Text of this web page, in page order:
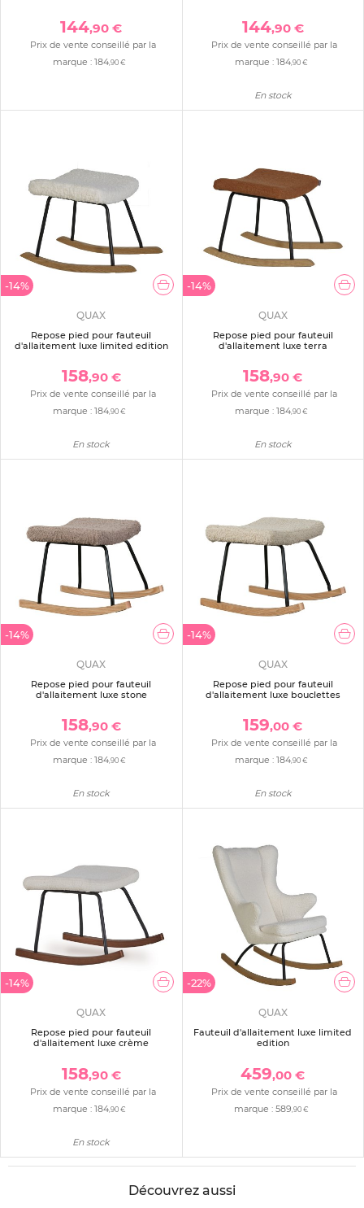
144,90 €
Prix de vente conseillé par la
marque :184,90 €
144,90 €
Prix de vente conseillé par la
marque : 184,90 €
En stock
-14%
QUAX
Repose pied pour fauteuil
d'allaitement luxe limited edition
158,90 €
Prix de vente conseillé par la
marque :184,90 €
En stock
-14%
QUAX
Repose pied pour fauteuil
d'allaitement luxe terra
158,90 €
Prix de vente conseillé par la
marque : 184,90 €
En stock
-14%
QUAX
Repose pied pour fauteuil
d'allaitement luxe stone
158,90 €
Prix de vente conseillé par la
marque :184,90 €
En stock
-14%
QUAX
Repose pied pour fauteuil
d'allaitement luxe bouclettes
159,00 €
Prix de vente conseillé par la
marque : 184,90 €
En stock
-14%
QUAX
Repose pied pour fauteuil
d'allaitement luxe crème
158,90 €
Prix de vente conseillé par la
marque :184 ,90 €
En stock
-22%
QUAX
Fauteuil d'allaitement luxe limited
edition
459,00 €
Prix de vente conseillé par la
marque : 589 ,90 €
Découvrez aussi